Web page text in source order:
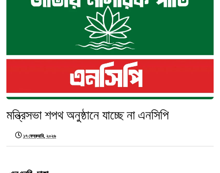
মন্ত্রিসভা শপথ অনুষ্ঠানে যাচ্ছে না এনসিপি
১৭ ফেব্রুয়ারি, ২০২৬